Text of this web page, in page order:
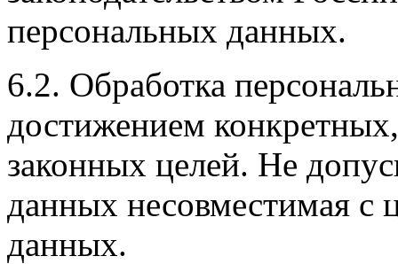
персональных данных.
6.2. Обработка
достижением
законных целей. Не
данных несовместимая с
данных.